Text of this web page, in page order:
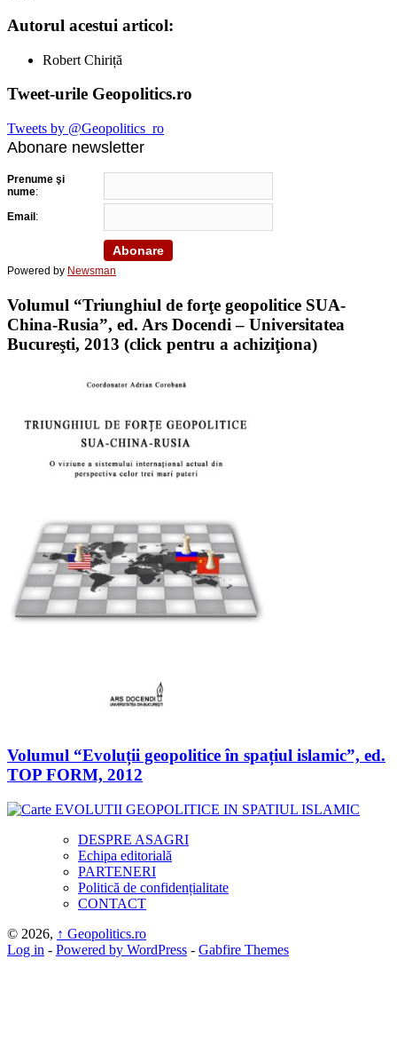
Autorul acestui articol:
Robert Chiriță
Tweet-urile Geopolitics.ro
Tweets by @Geopolitics_ro
Abonare newsletter
Prenume şi
nume:
Email :
Powered by Newsman
Volumul “Triunghiul de forţe geopolitice SUA-
China-Rusia”, ed. Ars Docendi – Universitatea
Bucureşti, 2013 (click pentru a achiziţiona)
Volumul “Evoluții geopolitice în spațiul islamic”, ed.
TOP FORM, 2012
DESPRE ASAGRI
Echipa editorială
PARTENERI
Politică de confidențialitate
CONTACT
© 2026, ↑ Geopolitics.ro
Log in - Powered by WordPress - Gabfire Themes